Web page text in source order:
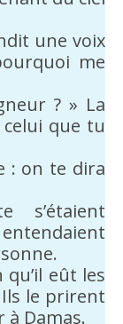
une voix
me
? » La
celui que tu
: on te dira
s’étaient
eût les
le prirent
Damas.